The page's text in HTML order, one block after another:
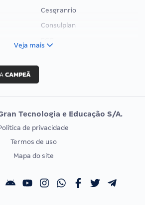
Cesgranrio
Consulplan
Vunesp
EXAME DE ORDEM
Calendário OAB
Veja mais
Tecnologia e Educação S/A.
de privacidade
Termos de uso
Mapa do site